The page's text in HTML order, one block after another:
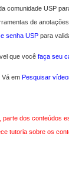
comunidade USP
de
senha USP para
que você faça seu
Vá em Pesquisar
dos conteúdos
tutoria sobre os